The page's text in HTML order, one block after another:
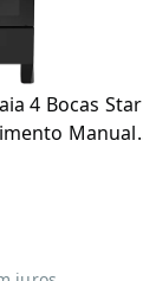
4 Bocas Star
Manual,